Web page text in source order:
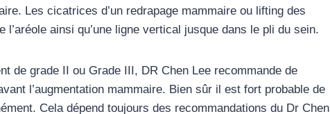
Les cicatrices d’un redrapage mammaire ou lifting des
ainsi qu’une ligne vertical jusque dans le pli du sein.
de grade II ou Grade III, DR Chen Lee recommande de
l’augmentation mammaire. Bien sûr il est fort probable de
Cela dépend toujours des recommandations du Dr Chen